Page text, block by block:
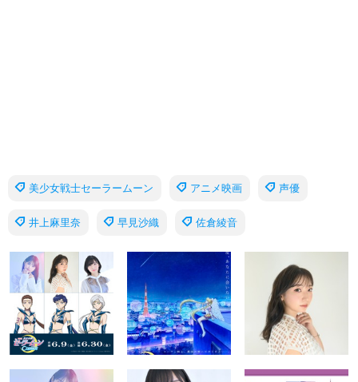
美少女戦士セーラームーン アニメ映画 声優
井上麻里奈 早見沙織 佐倉綾音